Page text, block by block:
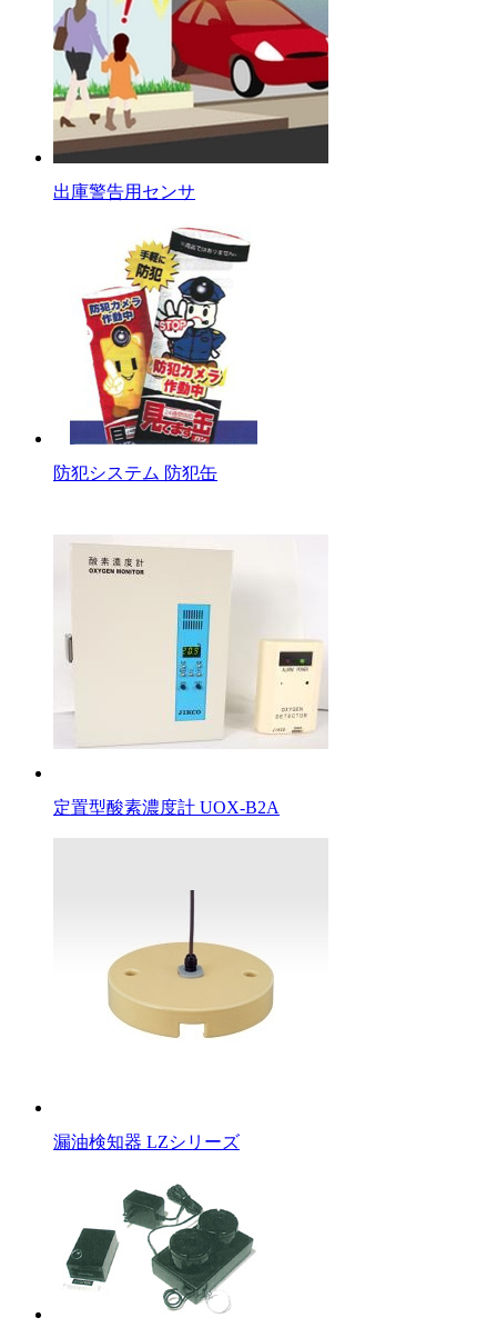
出庫警告用センサ
防犯システム 防犯缶
定置型酸素濃度計 UOX-B2A
漏油検知器 LZシリーズ